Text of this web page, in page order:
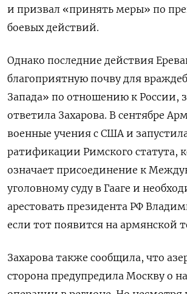
и призвал «принять меры» по
боевых действий.
Однако последние действия
благоприятную почву для
Запада» по отношению к России,
ответила Захарова. В сентябре
военные учения с США и
ратификации Римского статута,
означает присоединение к
уголовному суду в Гааге и
арестовать президента РФ
если тот появится на армянской
Захарова также сообщила, что
сторона предупредила Москву о